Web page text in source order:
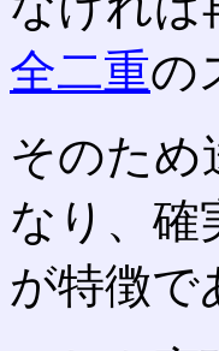
全二重の
そのため
なり、確
が特徴で